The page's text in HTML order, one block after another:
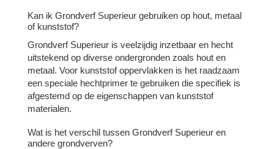
Kan ik Grondverf Superieur gebruiken op hout, metaal
of kunststof?
Grondverf Superieur is veelzijdig inzetbaar en hecht
uitstekend op diverse ondergronden zoals hout en
metaal. Voor kunststof oppervlakken is het raadzaam
een speciale hechtprimer te gebruiken die specifiek is
afgestemd op de eigenschappen van kunststof
materialen.
Wat is het verschil tussen Grondverf Superieur en
andere grondverven?